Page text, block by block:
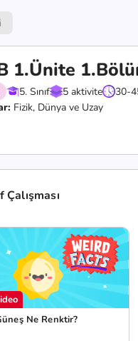
1.Ünite
5. Sınıf 5 aktivite
30-
Fizik, Dünya ve Uzay
Çalışması
Ne Renktir?